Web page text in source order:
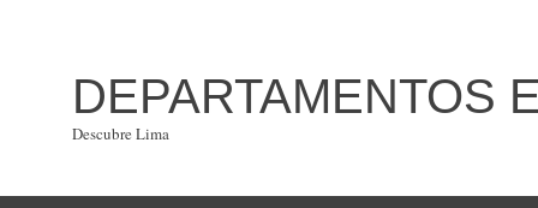
DEPARTAMENTOS
Descubre Lima